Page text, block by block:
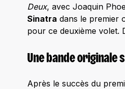
Deux, avec Joaquin
Sinatra dans le premier
pour ce deuxième volet.
Une bande originale
Après le succès du